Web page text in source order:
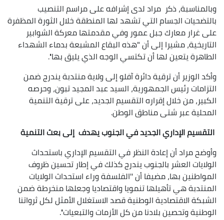
وبالمناسبة، ذكر مراد لدى إشرافه على مراسم التنصيب
بالتضحيات الجسام التي تشهد لها المنطقة خلال الثورة المظفرة
على غرار معارك جبل عمور وفي مقدمتها معركة الشوابير
التاريخية، مشيرا إلى أن "هذه البقاع المشبعة بدماء الشهداء
الطاهرة يتعين لها أن تكتسي الوجه الذي يليق بها''.
وأكد الوزير أن ترقية دائرة آفلو إلى ولاية منتدبة يندرج ضمن
التزامات رئيس الجمهورية، السيد عبد المجيد تبون، وحرصه
الكبير، من خلال إقراره التقسيم الجديد، على ترقية التنمية
المحلية عبر شتى مناطق الوطن.
التقسيم الإداري الجديد في الجنوب يهدف إلى بعث التنمية
وأوضح مراد أن إعادة النظر في التقسيم الإداري باستحداث
الولايات العشر بالجنوب يندرج كذلك في إطار تحسين ظروف
المواطنين بها، مضيفا أن ''الفلسفة وراء استحداث الولايات
المنتدبة هي تأهيلها تنمويا واقتصاديا وجعلها منخرطة ضمن
الشبكة الاقتصادية الوطنية قصد الاستغلال الأمثل لكل ثرواتنا
الوطنية وتحصين بلادنا من كل الأزمات والتبعيات''.